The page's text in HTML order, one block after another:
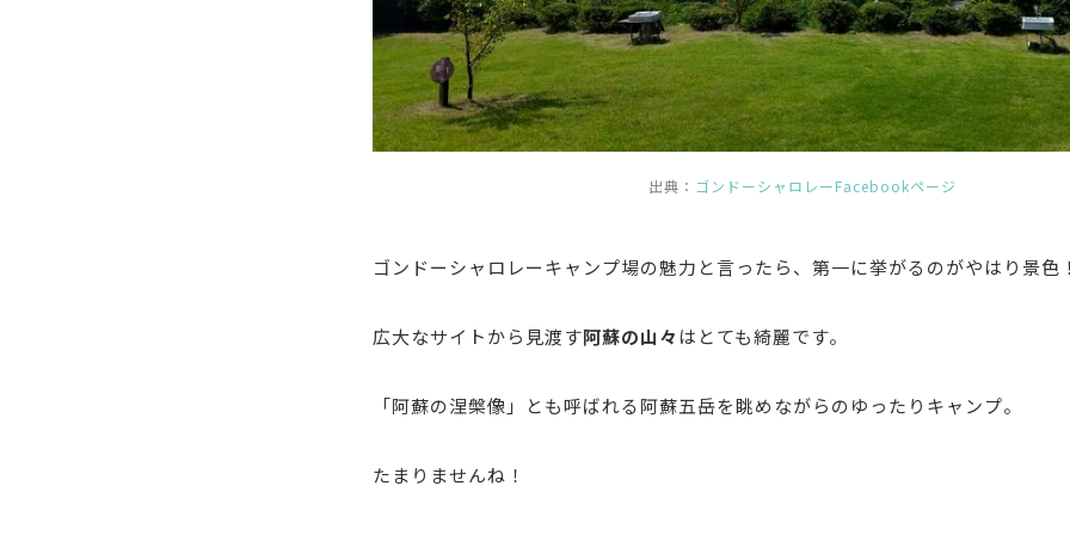
出典： ゴンドーシャロレーFacebookページ
ゴンドーシャロレーキャンプ場の魅力と言ったら、第一に挙がるのがやはり景色
広大なサイトから見渡す阿蘇の山々 はとても綺麗です。
「阿蘇の涅槃像」とも呼ばれる阿蘇五岳を眺めながらのゆったりキャンプ。
たまりませんね！